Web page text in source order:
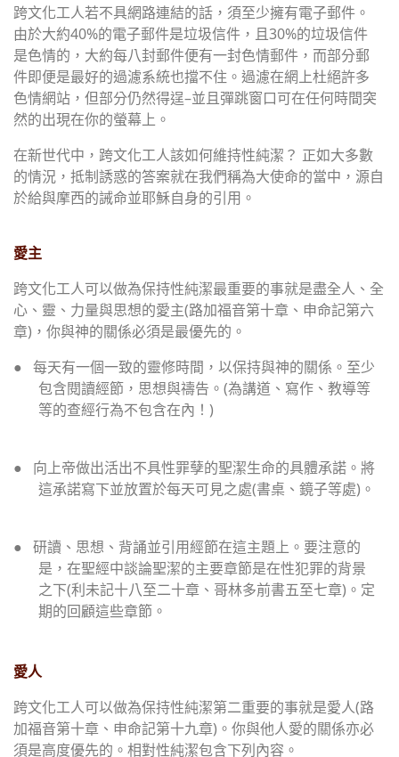
跨文化工人若不具網路連結的話，須至少擁有電子郵件。
由於大約40%的電子郵件是垃圾信件，且30%的垃圾信件
是色情的，大約每八封郵件便有一封色情郵件，而部分郵
件即便是最好的過濾系統也擋不住。過濾在網上杜絕許多
色情網站，但部分仍然得逞–並且彈跳窗口可在任何時間突
然的出現在你的螢幕上。
在新世代中，跨文化工人該如何維持性純潔？ 正如大多數
的情況，抵制誘惑的答案就在我們稱為大使命的當中，源自
於給與摩西的誡命並耶穌自身的引用。
愛主
跨文化工人可以做為保持性純潔最重要的事就是盡全人、全
心、靈、力量與思想的愛主(路加福音第十章、申命記第六
章) ，你與神的關係必須是最優先的。
● 每天有一個一致的靈修時間，以保持與神的關係。至少
包含閱讀經節， 思想與禱告。(為講道、寫作、教導等
等的查經行為不包含在內！)
●
向上帝做出活出不具性罪孽的聖潔生命的具體承諾。將
這承諾寫下並放置於每天可見之處(書桌、鏡子等處) 。
● 研讀、思想、背誦並引用經節在這主題上。要注意的
是，在聖經中談論聖潔的主要章節是在性犯罪的背景
之下(利未記十八至二十章、哥林多前書五至七章) 。定
期的回顧這些章節。
愛人
跨文化工人可以做為保持性純潔第二重要的事就是愛人(路
加福音第十章、申命記第十九章) 。你與他人愛的關係亦必
須是高度優先的。相對性純潔包含下列內容。